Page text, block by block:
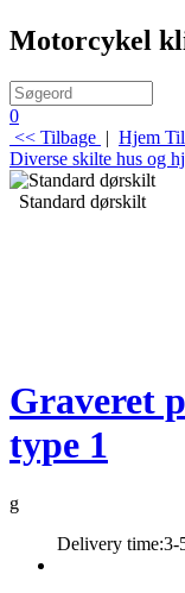
Motorcykel
0
<< Tilbage | Hjem
Diverse skilte hus og
Standard dørskilt
Graveret
type 1
g
Delivery time:3-